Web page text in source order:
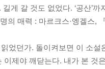
로
다
격려와 위로
길게 갈 것도 없었다. ‘공산’
의 매력 : 마르크스·엥겔스,
었던가. 돌이켜보면 이 소
이제야 깨닫는다. 내가 본 것